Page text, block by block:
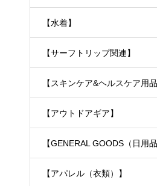
【水着】
【サーフトリップ関連】
【スキンケア&ヘルスケア用品
【アウトドアギア】
【GENERAL GOODS（日用
【アパレル（衣類）】